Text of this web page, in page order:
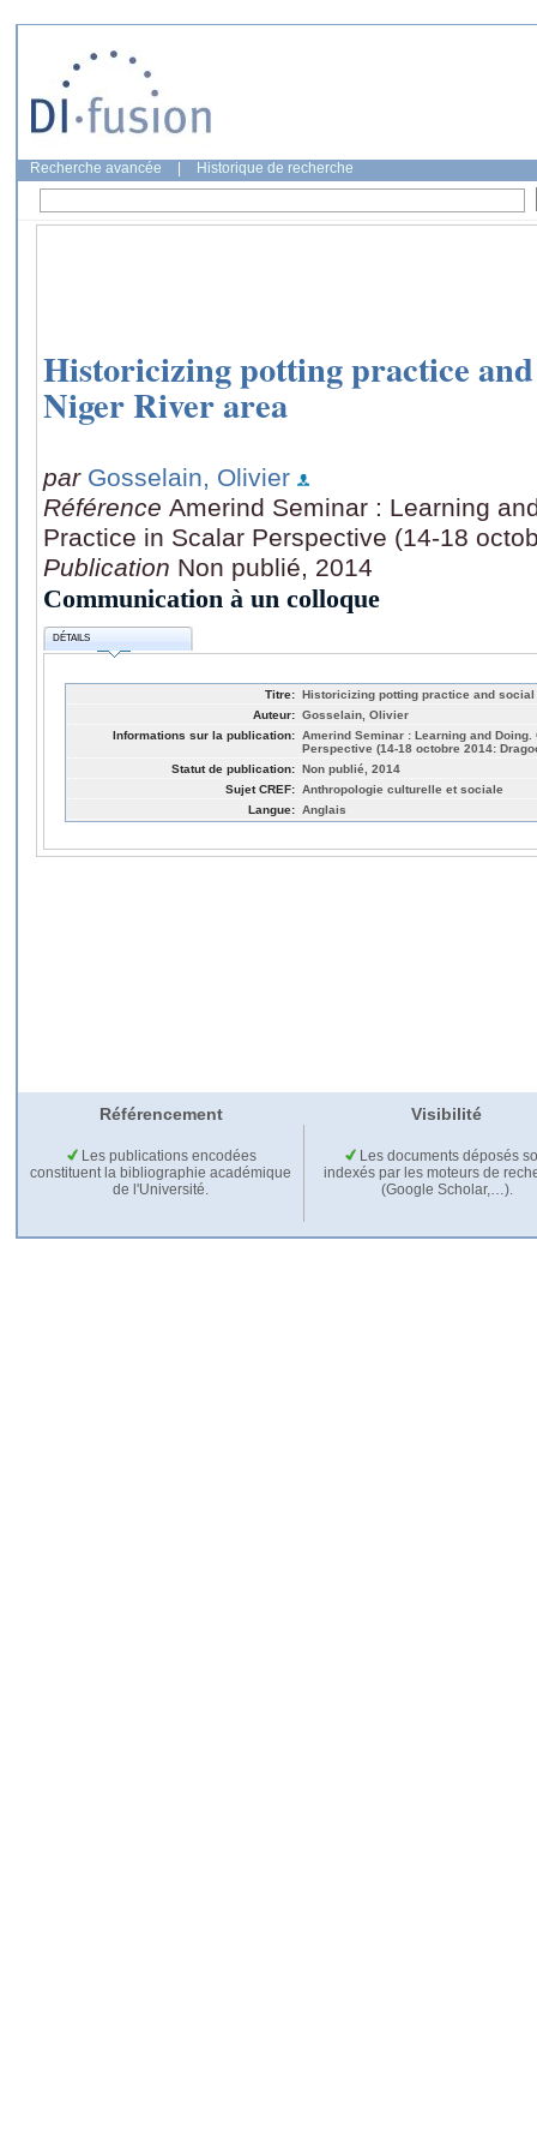
Recherche avancée Historique de recherche
Historicizing potting practice
Niger River area
par Gosselain, Olivier
Référence Amerind Seminar : Learning
Practice in Scalar Perspective (14-18
Publication Non publié, 2014
Communication à un colloque
DÉTAILS
Titre: Historicizing potting practice and
Auteur: Gosselain, Olivier
Informations sur la publication: Amerind Seminar : Learning and
Perspective (14-18 octobre 2014:
Statut de publication: Non publié, 2014
Sujet CREF: Anthropologie culturelle et sociale
Langue: Anglais
Référencement Visibilité
Les publications encodées
constituent la bibliographie académique
de l'Université.
Les documents déposés
indexés par les moteurs de
(Google Scholar,…).